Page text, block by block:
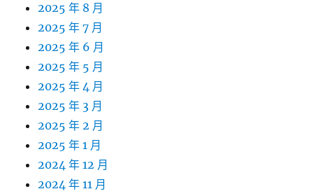
2025 年 8 月
2025 年 7 月
2025 年 6 月
2025 年 5 月
2025 年 4 月
2025 年 3 月
2025 年 2 月
2025 年 1 月
2024 年 12 月
2024 年 11 月